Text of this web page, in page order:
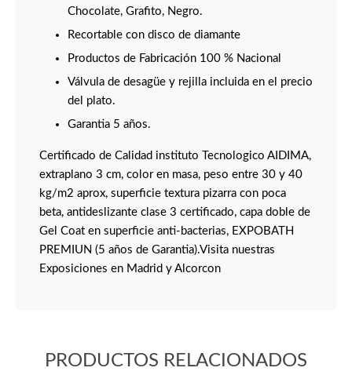
Chocolate, Grafito, Negro.
Recortable con disco de diamante
Productos de Fabricación 100 % Nacional
Válvula de desagüe y rejilla incluida en el precio
del plato.
Garantia 5 años.
Certificado de Calidad instituto Tecnologico AIDIMA,
extraplano 3 cm, color en masa, peso entre 30 y 40
kg/m2 aprox, superficie textura pizarra con poca
beta, antideslizante clase 3 certificado, capa doble de
Gel Coat en superficie anti-bacterias, EXPOBATH
PREMIUN (5 años de Garantia).Visita nuestras
Exposiciones en Madrid y Alcorcon
PRODUCTOS RELACIONADOS